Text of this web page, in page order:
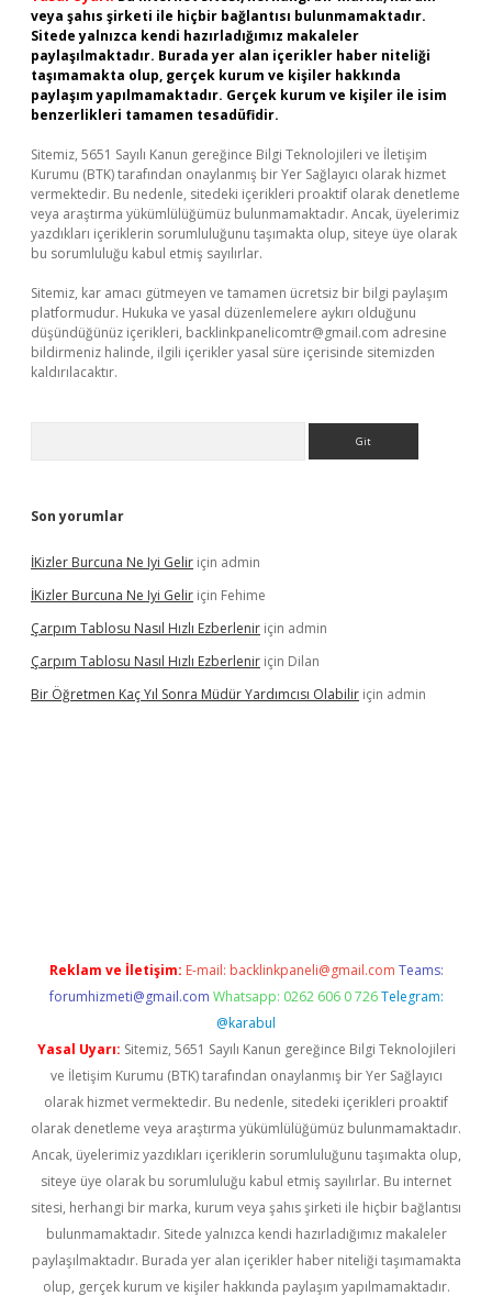
veya şahıs şirketi ile hiçbir bağlantısı bulunmamaktadır.
Sitede yalnızca kendi hazırladığımız makaleler
paylaşılmaktadır. Burada yer alan içerikler haber niteliği
taşımamakta olup, gerçek kurum ve kişiler hakkında
paylaşım yapılmamaktadır. Gerçek kurum ve kişiler ile isim
benzerlikleri tamamen tesadüfidir.
Sitemiz, 5651 Sayılı Kanun gereğince Bilgi Teknolojileri ve İletişim
Kurumu (BTK) tarafından onaylanmış bir Yer Sağlayıcı olarak hizmet
vermektedir. Bu nedenle, sitedeki içerikleri proaktif olarak denetleme
veya araştırma yükümlülüğümüz bulunmamaktadır. Ancak, üyelerimiz
yazdıkları içeriklerin sorumluluğunu taşımakta olup, siteye üye olarak
bu sorumluluğu kabul etmiş sayılırlar.
Sitemiz, kar amacı gütmeyen ve tamamen ücretsiz bir bilgi paylaşım
platformudur. Hukuka ve yasal düzenlemelere aykırı olduğunu
düşündüğünüz içerikleri, backlinkpanelicomtr@gmail.com adresine
bildirmeniz halinde, ilgili içerikler yasal süre içerisinde sitemizden
kaldırılacaktır.
Son yorumlar
İKizler Burcuna Ne Iyi Gelir için admin
İKizler Burcuna Ne Iyi Gelir için Fehime
Çarpım Tablosu Nasıl Hızlı Ezberlenir için admin
Çarpım Tablosu Nasıl Hızlı Ezberlenir için Dilan
Bir Öğretmen Kaç Yıl Sonra Müdür Yardımcısı Olabilir için admin
Reklam ve İletişim: E-mail: backlinkpaneli@gmail.com Teams:
forumhizmeti@gmail.com Whatsapp: 0262 606 0 726 Telegram:
@karabul
Yasal Uyarı: Sitemiz, 5651 Sayılı Kanun gereğince Bilgi Teknolojileri
ve İletişim Kurumu (BTK) tarafından onaylanmış bir Yer Sağlayıcı
olarak hizmet vermektedir. Bu nedenle, sitedeki içerikleri proaktif
olarak denetleme veya araştırma yükümlülüğümüz bulunmamaktadır.
Ancak, üyelerimiz yazdıkları içeriklerin sorumluluğunu taşımakta olup,
siteye üye olarak bu sorumluluğu kabul etmiş sayılırlar. Bu internet
sitesi, herhangi bir marka, kurum veya şahıs şirketi ile hiçbir bağlantısı
bulunmamaktadır. Sitede yalnızca kendi hazırladığımız makaleler
paylaşılmaktadır. Burada yer alan içerikler haber niteliği taşımamakta
olup, gerçek kurum ve kişiler hakkında paylaşım yapılmamaktadır.